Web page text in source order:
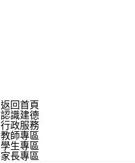
返回首頁
認識建德
行政服務
教師專區
學生專區
家長專區